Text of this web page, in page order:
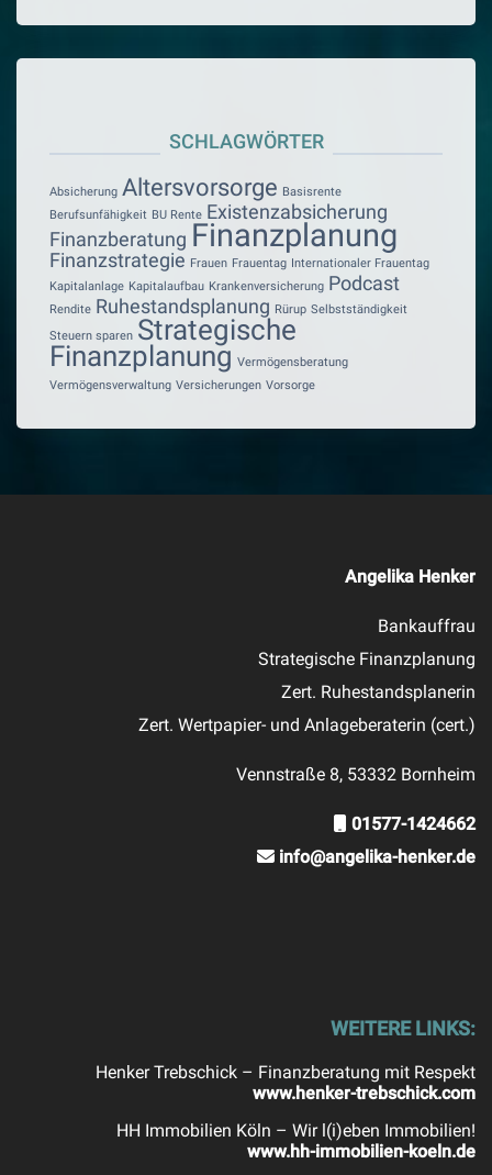
SCHLAGWÖRTER
Absicherung Altersvorsorge Basisrente
Berufsunfähigkeit BU Rente Existenzabsicherung
Finanzberatung Finanzplanung
Finanzstrategie Frauen Frauentag Internationaler Frauentag
Kapitalanlage Kapitalaufbau Krankenversicherung Podcast
Rendite Ruhestandsplanung Rürup Selbstständigkeit
Steuern sparen Strategische
Finanzplanung Vermögensberatung
Vermögensverwaltung Versicherungen Vorsorge
Angelika Henker
Bankauffrau
Strategische Finanzplanung
Zert. Ruhestandsplanerin
Zert. Wertpapier- und Anlageberaterin (cert.)
Vennstraße 8, 53332 Bornheim
01577-1424662
info@angelika-henker.de
WEITERE LINKS:
Henker Trebschick – Finanzberatung mit Respekt
www.henker-trebschick.com
HH Immobilien Köln – Wir l(i)eben Immobilien!
www.hh-immobilien-koeln.de